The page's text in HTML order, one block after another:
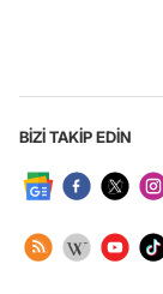
BİZİ TAKİP EDİN